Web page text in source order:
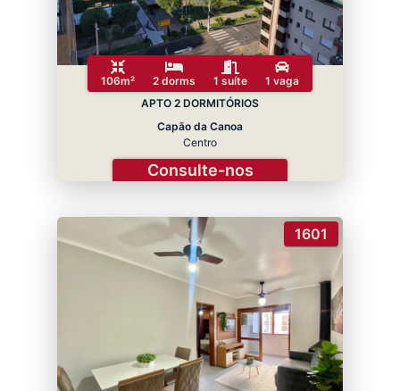
106m² 2 dorms 1 suíte
1 vaga
APTO 2 DORMITÓRIOS
Capão da Canoa
Centro
Consulte-nos
1601